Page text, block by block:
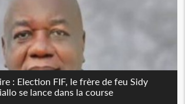
: Election FIF, le frère de feu Sidy
se lance dans la course